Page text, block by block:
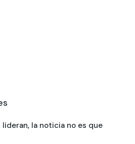
la noticia no es que